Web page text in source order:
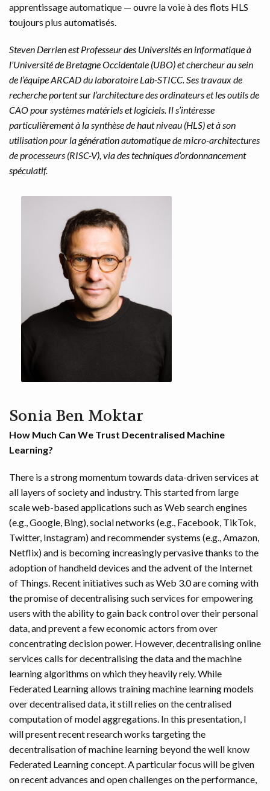
apprentissage automatique — ouvre la voie à des flots HLS
toujours plus automatisés.
Steven Derrien est Professeur des Universités en informatique à
l’Université de Bretagne Occidentale (UBO) et chercheur au sein
de l’équipe ARCAD du laboratoire Lab-STICC. Ses travaux de
recherche portent sur l’architecture des ordinateurs et les outils de
CAO pour systèmes matériels et logiciels. Il s’intéresse
particulièrement à la synthèse de haut niveau (HLS) et à son
utilisation pour la génération automatique de micro-architectures
de processeurs (RISC-V), via des techniques d’ordonnancement
spéculatif.
Sonia Ben Moktar
How Much Can We Trust Decentralised Machine
Learning?
There is a strong momentum towards data-driven services at
all layers of society and industry. This started from large
scale web-based applications such as Web search engines
(e.g., Google, Bing), social networks (e.g., Facebook, TikTok,
Twitter, Instagram) and recommender systems (e.g., Amazon,
Netflix) and is becoming increasingly pervasive thanks to the
adoption of handheld devices and the advent of the Internet
of Things. Recent initiatives such as Web 3.0 are coming with
the promise of decentralising such services for empowering
users with the ability to gain back control over their personal
data, and prevent a few economic actors from over
concentrating decision power. However, decentralising online
services calls for decentralising the data and the machine
learning algorithms on which they heavily rely. While
Federated Learning allows training machine learning models
over decentralised data, it still relies on the centralised
computation of model aggregations. In this presentation, I
will present recent research works targeting the
decentralisation of machine learning beyond the well know
Federated Learning concept. A particular focus will be given
on recent advances and open challenges on the performance,